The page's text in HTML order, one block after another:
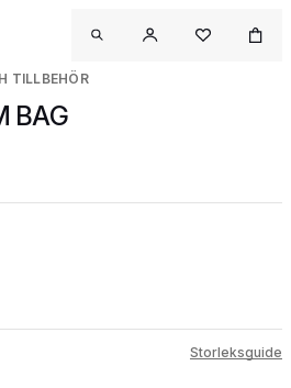
TILLBEHÖR
BAG
Storleksguide